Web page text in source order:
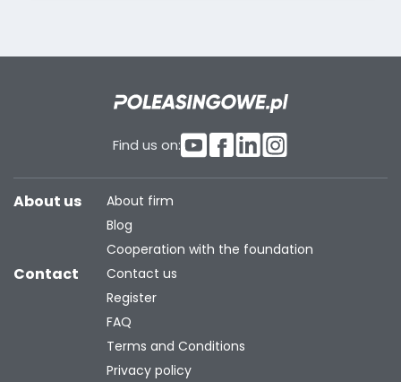
Find us on:
About us
About firm
Blog
Cooperation with the foundation
Contact
Contact us
Register
FAQ
Terms and Conditions
Privacy policy